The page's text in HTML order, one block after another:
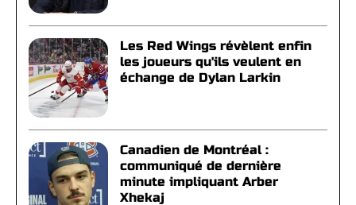
Les Red Wings révèlent enfin
les joueurs qu'ils veulent en
échange de Dylan Larkin
Canadien de Montréal :
communiqué de dernière
minute impliquant Arber
Xhekaj